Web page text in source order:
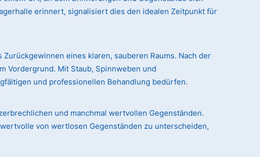
erinnert, signalisiert dies den idealen Zeitpunkt für
eines klaren, sauberen Raums. Nach der
Vordergrund. Mit Staub, Spinnweben und
und professionellen Behandlung bedürfen.
und manchmal wertvollen Gegenständen.
von wertlosen Gegenständen zu unterscheiden,